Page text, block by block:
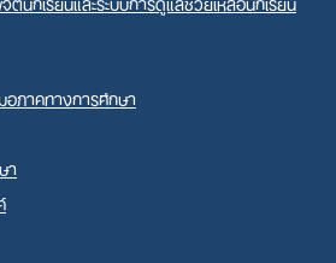
อภาคทางการศึกษา
า